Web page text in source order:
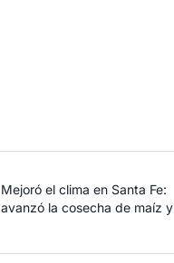
Mejoró el clima en Santa Fe:
avanzó la cosecha de maíz y